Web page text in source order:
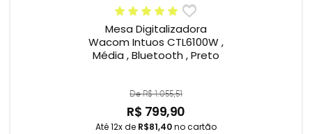
Mesa Digitalizadora
Wacom Intuos CTL6100W ,
Média , Bluetooth , Preto
De R$ 1.055,51
R$ 799,90
Até 12x de R$81,40no cartão